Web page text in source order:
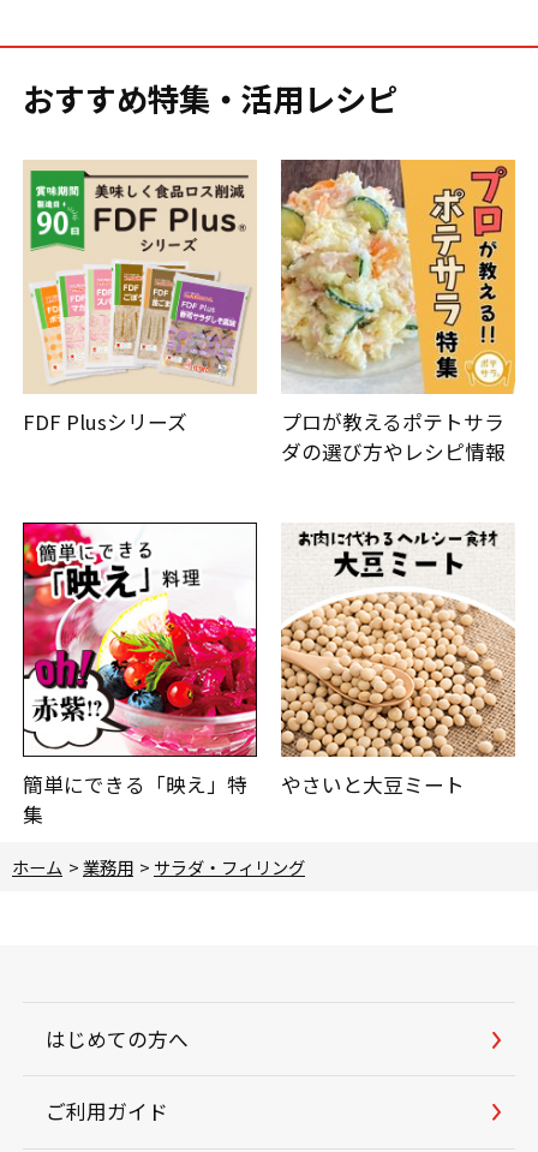
おすすめ特集・活用レシピ
FDF Plusシリーズ
プロが教えるポテトサラ
ダの選び方やレシピ情報
簡単にできる「映え」特
集
やさいと大豆ミート
ホーム >業務用 > サラダ・フィリング
はじめての方へ
ご利用ガイド